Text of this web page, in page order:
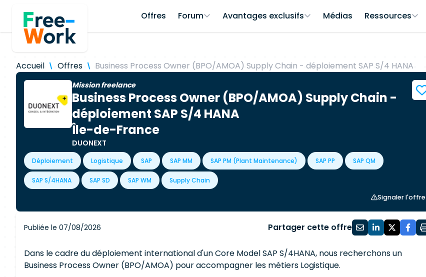
Offres Forum Avantages exclusifs Médias Ressources
Accueil Offres Business Process Owner (BPO/AMOA) Supply Chain - déploiement SAP S/4 HANA
Mission freelance
Business Process Owner (BPO/AMOA) Supply Chain -
déploiement SAP S/4 HANA
Île-de-France
DUONEXT
Déploiement Logistique SAP SAP MM SAP PM (Plant Maintenance) SAP PP SAP QM
SAP S/4HANA SAP SD SAP WM
Supply Chain
Signaler l'offre
Publiée le 07/08/2026 Partager cette offre
Dans le cadre du déploiement international d'un Core Model SAP S/4HANA, nous recherchons un
Business Process Owner (BPO/AMOA) pour accompagner les métiers Logistique.